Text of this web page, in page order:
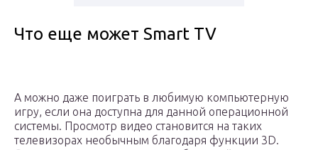
Что еще может Smart TV
А можно даже поиграть в любимую компьютерную
игру, если она доступна для данной операционной
системы. Просмотр видео становится на таких
телевизорах необычным благодаря функции 3D.